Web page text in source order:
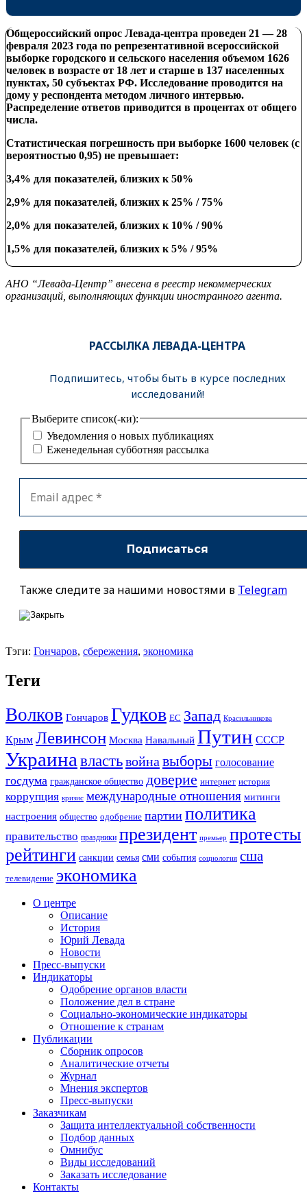
Общероссийский опрос Левада-центра проведен 21 — 28
февраля 2023 года по репрезентативной всероссийской
выборке городского и сельского населения объемом 1626
человек в возрасте от 18 лет и старше в 137 населенных
пунктах, 50 субъектах РФ. Исследование проводится на
дому у респондента методом личного интервью.
Распределение ответов приводится в процентах от общего
числа.
Статистическая погрешность при выборке 1600 человек (с
вероятностью 0,95) не превышает:
3,4% для показателей, близких к 50%
2,9% для показателей, близких к 25% / 75%
2,0% для показателей, близких к 10% / 90%
1,5% для показателей, близких к 5% / 95%
АНО “Левада-Центр” внесена в реестр некоммерческих
организаций, выполняющих функции иностранного агента.
РАССЫЛКА ЛЕВАДА-ЦЕНТРА
Подпишитесь, чтобы быть в курсе последних
исследований!
Выберите список(-ки):
Уведомления о новых публикациях
Еженедельная субботняя рассылка
Также следите за нашими новостями в Telegram
Тэги: Гончаров, сбережения, экономика
Теги
Волков Гончаров Гудков ЕС Запад Красильникова
Крым Левинсон Москва Навальный Путин СССР
Украина властьвойна выборы голосование
госдума гражданское общество доверие интернет история
коррупция кризис международные отношения митинги
настроения общество одобрение партии политика
правительство праздники президент премьер протесты
рейтинги санкции семья сми события социология сша
телевидение экономика
О центре
Описание
История
Юрий Левада
Новости
Пресс-выпуски
Индикаторы
Одобрение органов власти
Положение дел в стране
Социально-экономические индикаторы
Отношение к странам
Публикации
Сборник опросов
Аналитические отчеты
Журнал
Мнения экспертов
Пресс-выпуски
Заказчикам
Защита интеллектуальной собственности
Подбор данных
Омнибус
Виды исследований
Заказать исследование
Контакты